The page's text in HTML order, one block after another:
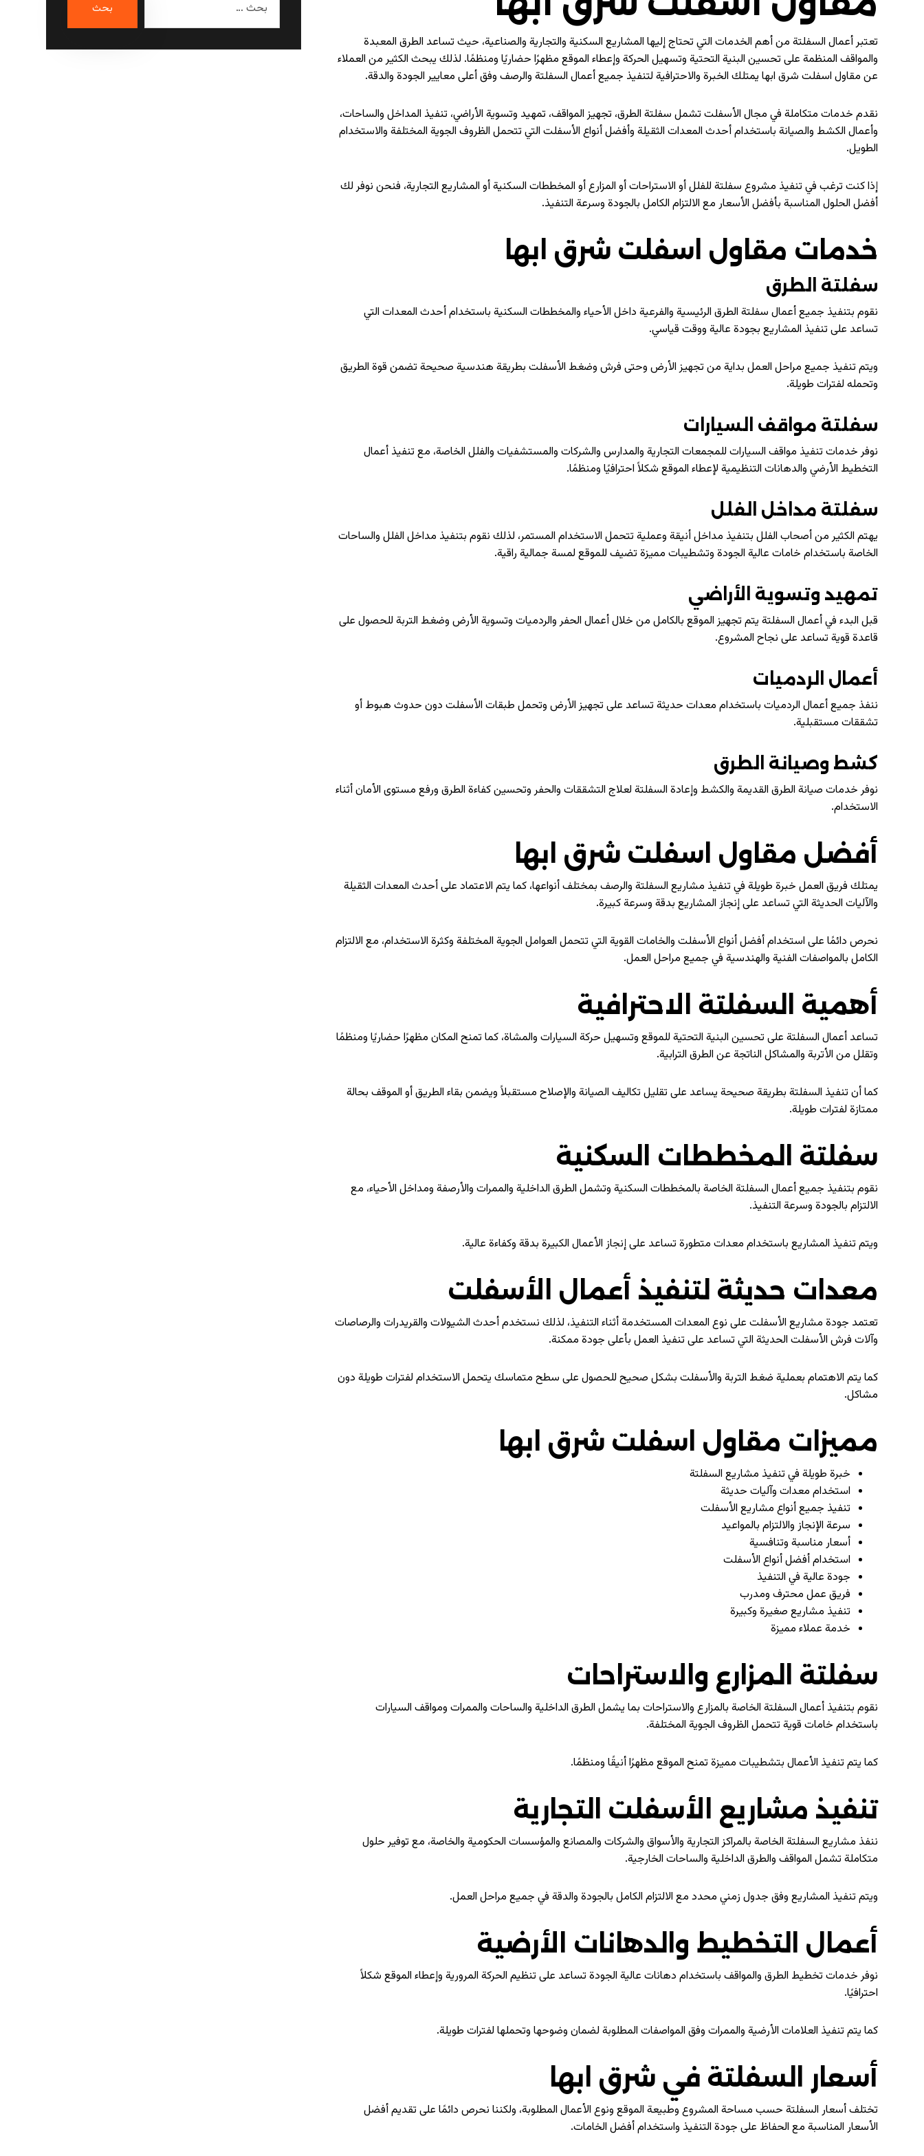
تعتبر أعمال السفلتة من أهم الخدمات التي تحتاج إليها المشاريع السكنية والتجارية والصناعية، حيث تساعد الطرق المعبدة
والمواقف المنظمة على تحسين البنية التحتية وتسهيل الحركة وإعطاء الموقع مظهرًا حضاريًا ومنظمًا. لذلك يبحث الكثير من العملاء
عن مقاول اسفلت شرق ابها يمتلك الخبرة والاحترافية لتنفيذ جميع أعمال السفلتة والرصف وفق أعلى معايير الجودة والدقة.
نقدم خدمات متكاملة في مجال الأسفلت تشمل سفلتة الطرق، تجهيز المواقف، تمهيد وتسوية الأراضي، تنفيذ المداخل والساحات،
وأعمال الكشط والصيانة باستخدام أحدث المعدات الثقيلة وأفضل أنواع الأسفلت التي تتحمل الظروف الجوية المختلفة والاستخدام
الطويل.
إذا كنت ترغب في تنفيذ مشروع سفلتة للفلل أو الاستراحات أو المزارع أو المخططات السكنية أو المشاريع التجارية، فنحن نوفر لك
أفضل الحلول المناسبة بأفضل الأسعار مع الالتزام الكامل بالجودة وسرعة التنفيذ.
خدمات مقاول اسفلت شرق ابها
سفلتة الطرق
نقوم بتنفيذ جميع أعمال سفلتة الطرق الرئيسية والفرعية داخل الأحياء والمخططات السكنية باستخدام أحدث المعدات التي
تساعد على تنفيذ المشاريع بجودة عالية ووقت قياسي.
ويتم تنفيذ جميع مراحل العمل بداية من تجهيز الأرض وحتى فرش وضغط الأسفلت بطريقة هندسية صحيحة تضمن قوة الطريق
وتحمله لفترات طويلة.
سفلتة مواقف السيارات
نوفر خدمات تنفيذ مواقف السيارات للمجمعات التجارية والمدارس والشركات والمستشفيات والفلل الخاصة، مع تنفيذ أعمال
التخطيط الأرضي والدهانات التنظيمية لإعطاء الموقع شكلاً احترافيًا ومنظمًا.
سفلتة مداخل الفلل
يهتم الكثير من أصحاب الفلل بتنفيذ مداخل أنيقة وعملية تتحمل الاستخدام المستمر، لذلك نقوم بتنفيذ مداخل الفلل والساحات
الخاصة باستخدام خامات عالية الجودة وتشطيبات مميزة تضيف للموقع لمسة جمالية راقية.
تمهيد وتسوية الأراضي
قبل البدء في أعمال السفلتة يتم تجهيز الموقع بالكامل من خلال أعمال الحفر والردميات وتسوية الأرض وضغط التربة للحصول على
قاعدة قوية تساعد على نجاح المشروع.
أعمال الردميات
ننفذ جميع أعمال الردميات باستخدام معدات حديثة تساعد على تجهيز الأرض وتحمل طبقات الأسفلت دون حدوث هبوط أو
تشققات مستقبلية.
كشط وصيانة الطرق
نوفر خدمات صيانة الطرق القديمة والكشط وإعادة السفلتة لعلاج التشققات والحفر وتحسين كفاءة الطرق ورفع مستوى الأمان أثناء
الاستخدام.
أفضل مقاول اسفلت شرق ابها
يمتلك فريق العمل خبرة طويلة في تنفيذ مشاريع السفلتة والرصف بمختلف أنواعها، كما يتم الاعتماد على أحدث المعدات الثقيلة
والآليات الحديثة التي تساعد على إنجاز المشاريع بدقة وسرعة كبيرة.
نحرص دائمًا على استخدام أفضل أنواع الأسفلت والخامات القوية التي تتحمل العوامل الجوية المختلفة وكثرة الاستخدام، مع الالتزام
الكامل بالمواصفات الفنية والهندسية في جميع مراحل العمل.
أهمية السفلتة الاحترافية
تساعد أعمال السفلتة على تحسين البنية التحتية للموقع وتسهيل حركة السيارات والمشاة، كما تمنح المكان مظهرًا حضاريًا ومنظمًا
وتقلل من الأتربة والمشاكل الناتجة عن الطرق الترابية.
كما أن تنفيذ السفلتة بطريقة صحيحة يساعد على تقليل تكاليف الصيانة والإصلاح مستقبلاً ويضمن بقاء الطريق أو الموقف بحالة
ممتازة لفترات طويلة.
سفلتة المخططات السكنية
نقوم بتنفيذ جميع أعمال السفلتة الخاصة بالمخططات السكنية وتشمل الطرق الداخلية والممرات والأرصفة ومداخل الأحياء، مع
الالتزام بالجودة وسرعة التنفيذ.
ويتم تنفيذ المشاريع باستخدام معدات متطورة تساعد على إنجاز الأعمال الكبيرة بدقة وكفاءة عالية.
معدات حديثة لتنفيذ أعمال الأسفلت
تعتمد جودة مشاريع الأسفلت على نوع المعدات المستخدمة أثناء التنفيذ، لذلك نستخدم أحدث الشيولات والقريدرات والرصاصات
وآلات فرش الأسفلت الحديثة التي تساعد على تنفيذ العمل بأعلى جودة ممكنة.
كما يتم الاهتمام بعملية ضغط التربة والأسفلت بشكل صحيح للحصول على سطح متماسك يتحمل الاستخدام لفترات طويلة دون
مشاكل.
مميزات مقاول اسفلت شرق ابها
خبرة طويلة في تنفيذ مشاريع السفلتة
استخدام معدات وآليات حديثة
تنفيذ جميع أنواع مشاريع الأسفلت
سرعة الإنجاز والالتزام بالمواعيد
أسعار مناسبة وتنافسية
استخدام أفضل أنواع الأسفلت
جودة عالية في التنفيذ
فريق عمل محترف ومدرب
تنفيذ مشاريع صغيرة وكبيرة
خدمة عملاء مميزة
سفلتة المزارع والاستراحات
نقوم بتنفيذ أعمال السفلتة الخاصة بالمزارع والاستراحات بما يشمل الطرق الداخلية والساحات والممرات ومواقف السيارات
باستخدام خامات قوية تتحمل الظروف الجوية المختلفة.
كما يتم تنفيذ الأعمال بتشطيبات مميزة تمنح الموقع مظهرًا أنيقًا ومنظمًا.
تنفيذ مشاريع الأسفلت التجارية
ننفذ مشاريع السفلتة الخاصة بالمراكز التجارية والأسواق والشركات والمصانع والمؤسسات الحكومية والخاصة، مع توفير حلول
متكاملة تشمل المواقف والطرق الداخلية والساحات الخارجية.
ويتم تنفيذ المشاريع وفق جدول زمني محدد مع الالتزام الكامل بالجودة والدقة في جميع مراحل العمل.
أعمال التخطيط والدهانات الأرضية
نوفر خدمات تخطيط الطرق والمواقف باستخدام دهانات عالية الجودة تساعد على تنظيم الحركة المرورية وإعطاء الموقع شكلاً
احترافيًا.
كما يتم تنفيذ العلامات الأرضية والممرات وفق المواصفات المطلوبة لضمان وضوحها وتحملها لفترات طويلة.
أسعار السفلتة في شرق ابها
تختلف أسعار السفلتة حسب مساحة المشروع وطبيعة الموقع ونوع الأعمال المطلوبة، ولكننا نحرص دائمًا على تقديم أفضل
الأسعار المناسبة مع الحفاظ على جودة التنفيذ واستخدام أفضل الخامات.